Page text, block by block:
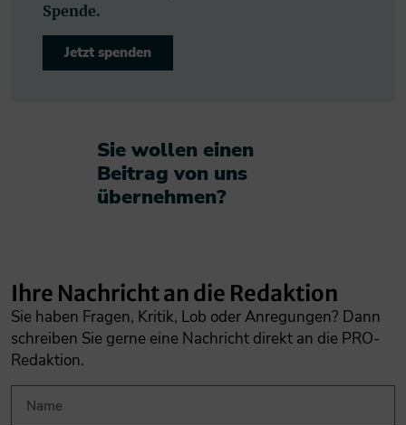
Spende.
Jetzt spenden
Sie wollen einen
Beitrag von uns
übernehmen?​
Ihre Nachricht an die Redaktion
Sie haben Fragen, Kritik, Lob oder Anregungen? Dann
schreiben Sie gerne eine Nachricht direkt an die PRO-
Redaktion.